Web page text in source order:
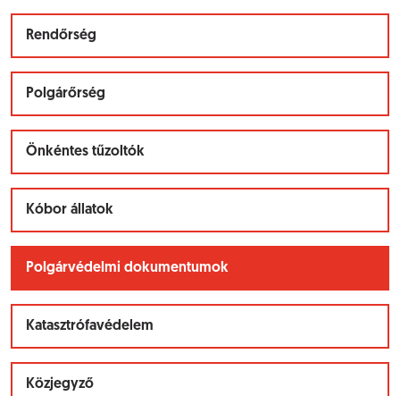
Rendőrség
Polgárőrség
Önkéntes tűzoltók
Kóbor állatok
Polgárvédelmi dokumentumok
Katasztrófavédelem
Közjegyző